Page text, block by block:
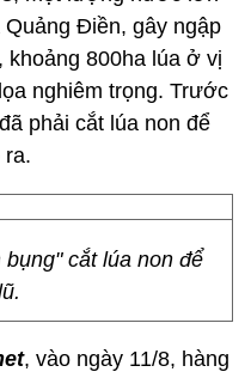
Điền, gây ngập
khoảng 800ha lúa ở vị
nghiêm trọng. Trước
phải cắt lúa non để
ra.
cắt lúa non để
, vào ngày 11/8, hàng